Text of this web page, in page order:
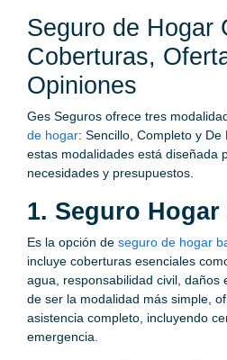
Seguro de Hogar
Coberturas,
Opiniones
Ges Seguros ofrece tres
de hogar: Sencillo, Completo y
estas modalidades está diseñada
necesidades y presupuestos.
1. Seguro
Es la opción de seguro de hogar
incluye coberturas esenciales
agua, responsabilidad civil, daños
de ser la modalidad más simple,
asistencia completo, incluyendo
emergencia.